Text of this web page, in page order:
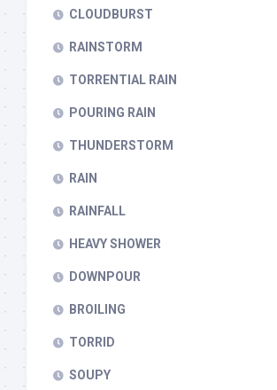
CLOUDBURST
RAINSTORM
TORRENTIAL RAIN
POURING RAIN
THUNDERSTORM
RAIN
RAINFALL
HEAVY SHOWER
DOWNPOUR
BROILING
TORRID
SOUPY